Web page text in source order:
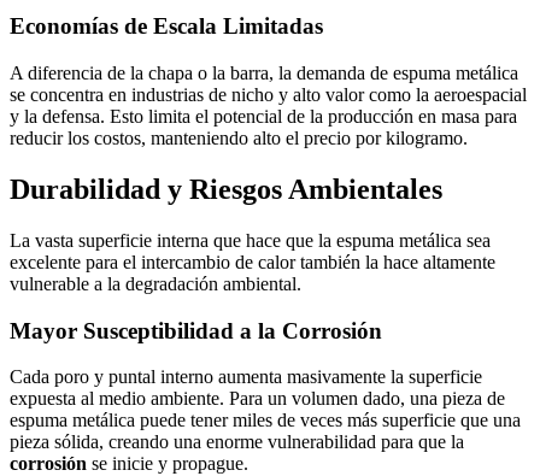
Economías de Escala Limitadas
A diferencia de la chapa o la barra, la demanda de espuma metálica
se concentra en industrias de nicho y alto valor como la aeroespacial
y la defensa. Esto limita el potencial de la producción en masa para
reducir los costos, manteniendo alto el precio por kilogramo.
Durabilidad y Riesgos Ambientales
La vasta superficie interna que hace que la espuma metálica sea
excelente para el intercambio de calor también la hace altamente
vulnerable a la degradación ambiental.
Mayor Susceptibilidad a la Corrosión
Cada poro y puntal interno aumenta masivamente la superficie
expuesta al medio ambiente. Para un volumen dado, una pieza de
espuma metálica puede tener miles de veces más superficie que una
pieza sólida, creando una enorme vulnerabilidad para que la
corrosión se inicie y propague.